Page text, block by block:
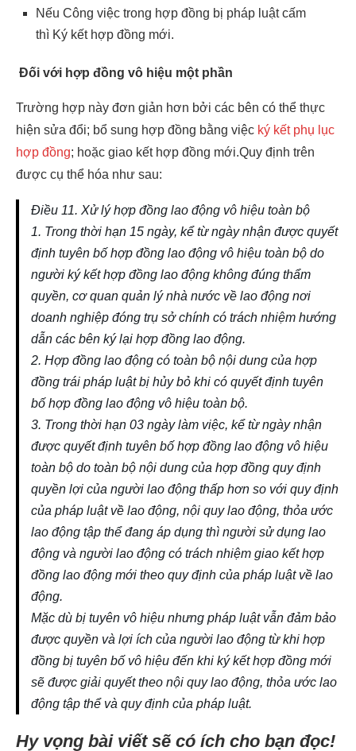
Nếu Công việc trong hợp đồng bị pháp luật cấm
thì Ký kết hợp đồng mới.
Đối với hợp đồng vô hiệu một phần
Trường hợp này đơn giản hơn bởi các bên có thể thực
hiện sửa đổi; bổ sung hợp đồng bằng việc ký kết phụ lục
hợp đồng; hoặc giao kết hợp đồng mới.Quy định trên
được cụ thể hóa như sau:
Điều 11. Xử lý hợp đồng lao động vô hiệu toàn bộ
1. Trong thời hạn 15 ngày, kể từ ngày nhận được quyết
định tuyên bố hợp đồng lao động vô hiệu toàn bộ do
người ký kết hợp đồng lao động không đúng thẩm
quyền, cơ quan quản lý nhà nước về lao động nơi
doanh nghiệp đóng trụ sở chính có trách nhiệm hướng
dẫn các bên ký lại hợp đồng lao động.
2. Hợp đồng lao động có toàn bộ nội dung của hợp
đồng trái pháp luật bị hủy bỏ khi có quyết định tuyên
bố hợp đồng lao động vô hiệu toàn bộ.
3. Trong thời hạn 03 ngày làm việc, kể từ ngày nhận
được quyết định tuyên bố hợp đồng lao động vô hiệu
toàn bộ do toàn bộ nội dung của hợp đồng quy định
quyền lợi của người lao động thấp hơn so với quy định
của pháp luật về lao động, nội quy lao động, thỏa ước
lao động tập thể đang áp dụng thì người sử dụng lao
động và người lao động có trách nhiệm giao kết hợp
đồng lao động mới theo quy định của pháp luật về lao
động.
Mặc dù bị tuyên vô hiệu nhưng pháp luật vẫn đảm bảo
được quyền và lợi ích của người lao động từ khi hợp
đồng bị tuyên bố vô hiệu đến khi ký kết hợp đồng mới
sẽ được giải quyết theo nội quy lao động, thỏa ước lao
động tập thể và quy định của pháp luật.
Hy vọng bài viết sẽ có ích cho bạn đọc!